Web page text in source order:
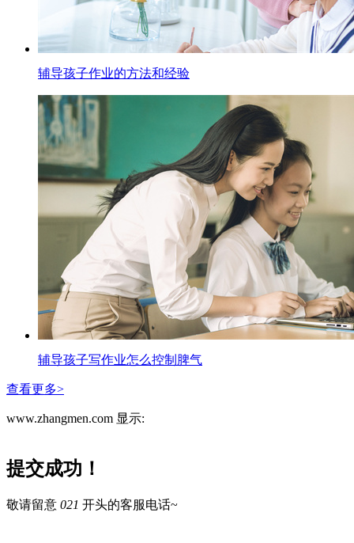
辅导孩子作业的方法和经验
辅导孩子写作业怎么控制脾气
查看更多>
www.zhangmen.com 显示:
提交成功！
敬请留意 021 开头的客服电话~